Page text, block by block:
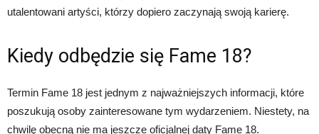
utalentowani artyści, którzy dopiero zaczynają swoją karierę.
Kiedy odbędzie się Fame 18?
Termin Fame 18 jest jednym z najważniejszych informacji, które
poszukują osoby zainteresowane tym wydarzeniem. Niestety, na
chwilę obecną nie ma jeszcze oficjalnej daty Fame 18.